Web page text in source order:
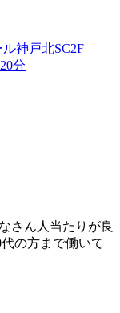
神戸北SC2F
分
さん人当たりが良
の方まで働いて